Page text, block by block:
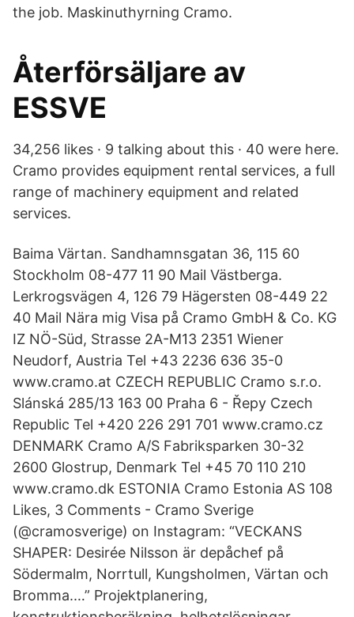
the job. Maskinuthyrning Cramo.
Återförsäljare av
ESSVE
34,256 likes · 9 talking about this · 40 were here.
Cramo provides equipment rental services, a full
range of machinery equipment and related
services.
Baima Värtan. Sandhamnsgatan 36, 115 60
Stockholm 08-477 11 90 Mail Västberga.
Lerkrogsvägen 4, 126 79 Hägersten 08-449 22
40 Mail Nära mig Visa på Cramo GmbH & Co. KG
IZ NÖ-Süd, Strasse 2A-M13 2351 Wiener
Neudorf, Austria Tel +43 2236 636 35-0
www.cramo.at CZECH REPUBLIC Cramo s.r.o.
Slánská 285/13 163 00 Praha 6 - Řepy Czech
Republic Tel +420 226 291 701 www.cramo.cz
DENMARK Cramo A/S Fabriksparken 30-32
2600 Glostrup, Denmark Tel +45 70 110 210
www.cramo.dk ESTONIA Cramo Estonia AS 108
Likes, 3 Comments - Cramo Sverige
(@cramosverige) on Instagram: “VECKANS
SHAPER: Desirée Nilsson är depåchef på
Södermalm, Norrtull, Kungsholmen, Värtan och
Bromma.…” Projektplanering,